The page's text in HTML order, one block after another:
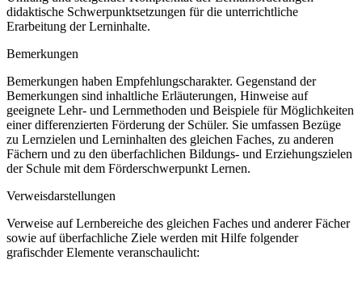
didaktische Schwerpunktsetzungen für die unterrichtliche
Erarbeitung der Lerninhalte.
Bemerkungen
Bemerkungen haben Empfehlungscharakter. Gegenstand der
Bemerkungen sind inhaltliche Erläuterungen, Hinweise auf
geeignete Lehr- und Lernmethoden und Beispiele für Möglichkeiten
einer differenzierten Förderung der Schüler. Sie umfassen Bezüge
zu Lernzielen und Lerninhalten des gleichen Faches, zu anderen
Fächern und zu den überfachlichen Bildungs- und Erziehungszielen
der Schule mit dem Förderschwerpunkt Lernen.
Verweisdarstellungen
Verweise auf Lernbereiche des gleichen Faches und anderer Fächer
sowie auf überfachliche Ziele werden mit Hilfe folgender
grafischder Elemente veranschaulicht: